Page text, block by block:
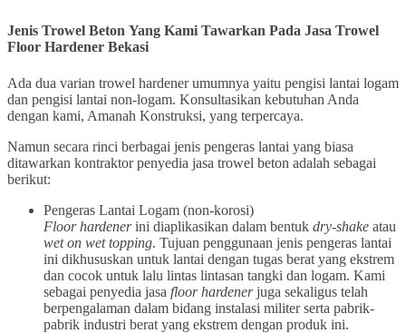
Jenis Trowel Beton Yang Kami Tawarkan Pada Jasa Trowel
Floor Hardener Bekasi
Ada dua varian trowel hardener umumnya yaitu pengisi lantai logam
dan pengisi lantai non-logam. Konsultasikan kebutuhan Anda
dengan kami, Amanah Konstruksi, yang terpercaya.
Namun secara rinci berbagai jenis pengeras lantai yang biasa
ditawarkan kontraktor penyedia jasa trowel beton adalah sebagai
berikut:
Pengeras Lantai Logam (non-korosi)
Floor hardenerini diaplikasikan dalam bentuk dry-shake atau
wet on wet topping. Tujuan penggunaan jenis pengeras lantai
ini dikhususkan untuk lantai dengan tugas berat yang ekstrem
dan cocok untuk lalu lintas lintasan tangki dan logam. Kami
sebagai penyedia jasa floor hardenerjuga sekaligus telah
berpengalaman dalam bidang instalasi militer serta pabrik-
pabrik industri berat yang ekstrem dengan produk ini.